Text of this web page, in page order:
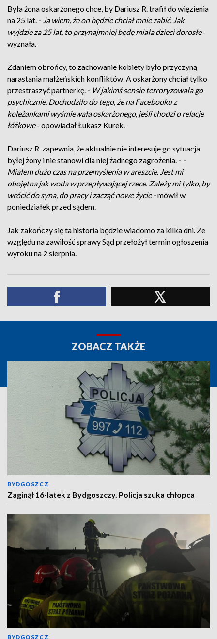
Była żona oskarżonego chce, by Dariusz R. trafił do więzienia
na 25 lat. - Ja wiem, że on będzie chciał mnie zabić. Jak
wyjdzie za 25 lat, to przynajmniej będę miała dzieci dorosłe-
wyznała.
Zdaniem obrońcy, to zachowanie kobiety było przyczyną
narastania małżeńskich konfliktów. A oskarżony chciał tylko
przestraszyć partnerkę. - W jakimś sensie terroryzowała go
psychicznie. Dochodziło do tego, że na Facebooku z
koleżankami wyśmiewała oskarżonego, jeśli chodzi o relacje
łóżkowe- opowiadał Łukasz Kurek.
Dariusz R. zapewnia, że aktualnie nie interesuje go sytuacja
byłej żony i nie stanowi dla niej żadnego zagrożenia. - -
Miałem dużo czas na przemyślenia w areszcie. Jest mi
obojętna jak woda w przepływającej rzece. Zależy mi tylko, by
wrócić do syna, do pracy i zacząć nowe życie -mówił w
poniedziałek przed sądem.
Jak zakończy się ta historia będzie wiadomo za kilka dni. Ze
względu na zawiłość sprawy Sąd przełożył termin ogłoszenia
wyroku na 2 sierpnia.
ZOBACZ TAKŻE
BYDGOSZCZ
Zaginął 16-latek z Bydgoszczy. Policja szuka chłopca
BYDGOSZCZ